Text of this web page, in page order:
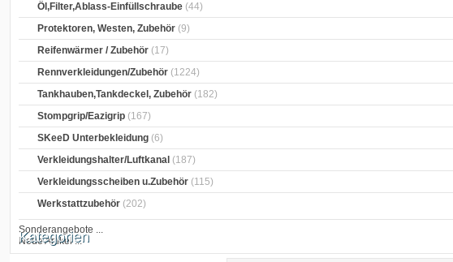
Öl,Filter,Ablass-Einfüllschraube (44)
Protektoren, Westen, Zubehör (9)
Reifenwärmer / Zubehör (17)
Rennverkleidungen/Zubehör (1224)
Tankhauben,Tankdeckel, Zubehör (182)
Stompgrip/Eazigrip (167)
SKeeD Unterbekleidung (6)
Verkleidungshalter/Luftkanal (187)
Verkleidungsscheiben u.Zubehör (115)
Werkstattzubehör (202)
Sonderangebote ...
Neue Artikel ...
Kategorien